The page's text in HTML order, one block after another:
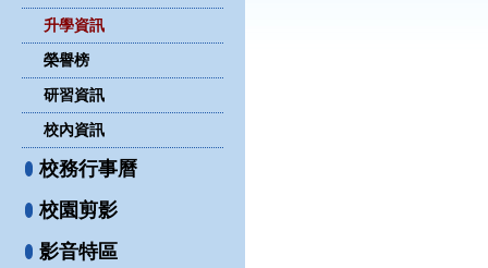
升學資訊
榮譽榜
研習資訊
校內資訊
校務行事曆
校園剪影
影音特區